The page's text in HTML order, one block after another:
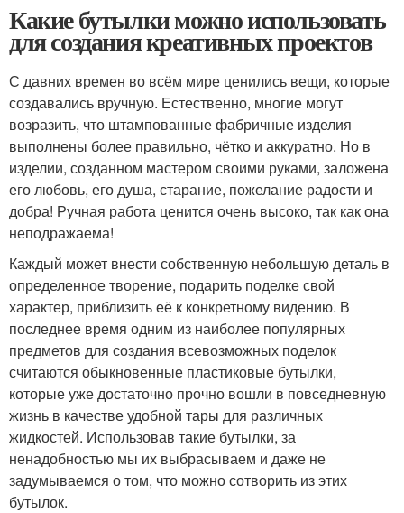
Какие бутылки можно использовать
для создания креативных проектов
С давних времен во всём мире ценились вещи, которые
создавались вручную. Естественно, многие могут
возразить, что штампованные фабричные изделия
выполнены более правильно, чётко и аккуратно. Но в
изделии, созданном мастером своими руками, заложена
его любовь, его душа, старание, пожелание радости и
добра! Ручная работа ценится очень высоко, так как она
неподражаема!
Каждый может внести собственную небольшую деталь в
определенное творение, подарить поделке свой
характер, приблизить её к конкретному видению. В
последнее время одним из наиболее популярных
предметов для создания всевозможных поделок
считаются обыкновенные пластиковые бутылки,
которые уже достаточно прочно вошли в повседневную
жизнь в качестве удобной тары для различных
жидкостей. Использовав такие бутылки, за
ненадобностью мы их выбрасываем и даже не
задумываемся о том, что можно сотворить из этих
бутылок.